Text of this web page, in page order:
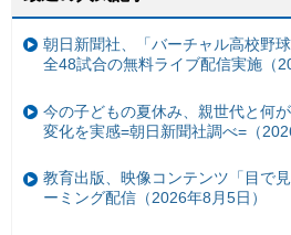
朝日新聞社、「バーチャル高校野
全48試合の無料ライブ配信実施（
今の子どもの夏休み、親世代と何
変化を実感=朝日新聞社調べ=（
教育出版、映像コンテンツ「目で
ーミング配信（2026年8月5日）